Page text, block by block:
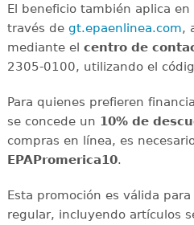
El beneficio también aplica
través de gt.epaenlinea.com,
mediante el centro de
2305-0100, utilizando el
Para quienes prefieren
se concede un 10% de
compras en línea, es
EPAPromerica10.
Esta promoción es válida
regular, incluyendo artículos